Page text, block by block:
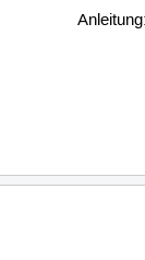
Anleitung: